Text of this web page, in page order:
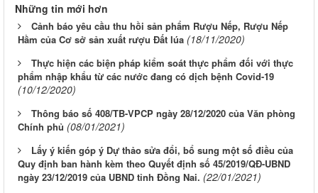
Những tin mới hơn
Cảnh báo yêu cầu thu hồi sản phẩm Rượu Nếp, Rượu Nếp
Hầm của Cơ sở sản xuất rượu Đất lúa (18/11/2020)
Thực hiện các biện pháp kiểm soát thực phẩm đối với thực
phẩm nhập khẩu từ các nước đang có dịch bệnh Covid-19
(10/12/2020)
Thông báo số 408/TB-VPCP ngày 28/12/2020 của Văn phòng
Chính phủ (08/01/2021)
Lấy ý kiến góp ý Dự thảo sửa đổi, bổ sung một số điều của
Quy định ban hành kèm theo Quyết định số 45/2019/QĐ-UBND
ngày 23/12/2019 của UBND tỉnh Đồng Nai. (22/01/2021)